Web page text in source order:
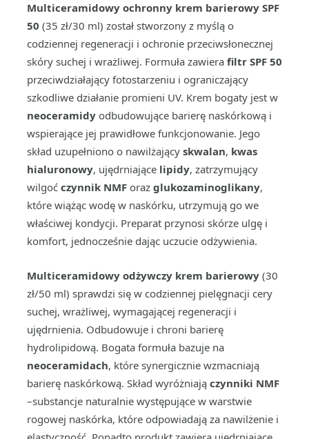
Multiceramidowy ochronny krem barierowy SPF
50 (35 zł/30 ml) został stworzony z myślą o
codziennej regeneracji i ochronie przeciwsłonecznej
skóry suchej i wrażliwej. Formuła zawiera filtr SPF 50
przeciwdziałający fotostarzeniu i ograniczający
szkodliwe działanie promieni UV. Krem bogaty jest w
neoceramidy odbudowujące barierę naskórkową i
wspierające jej prawidłowe funkcjonowanie. Jego
skład uzupełniono o nawilżający skwalan, kwas
hialuronowy, ujędrniające lipidy, zatrzymujący
wilgoć czynnik NMF oraz glukozaminoglikany,
które wiążąc wodę w naskórku, utrzymują go we
właściwej kondycji. Preparat przynosi skórze ulgę i
komfort, jednocześnie dając uczucie odżywienia.
Multiceramidowy odżywczy krem barierowy (30
zł/50 ml) sprawdzi się w codziennej pielęgnacji cery
suchej, wrażliwej, wymagającej regeneracji i
ujędrnienia. Odbudowuje i chroni barierę
hydrolipidową. Bogata formuła bazuje na
neoceramidach, które synergicznie wzmacniają
barierę naskórkową. Skład wyróżniają czynniki NMF
–substancje naturalnie występujące w warstwie
rogowej naskórka, które odpowiadają za nawilżenie i